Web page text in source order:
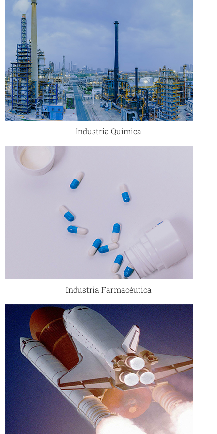
Industria Química
Industria Farmacéutica